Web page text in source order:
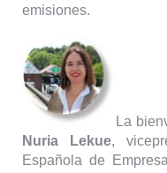
emisiones.
La
Nuria Lekue,
Española de